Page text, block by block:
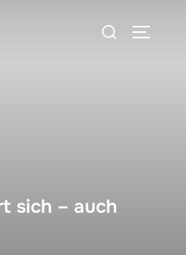
Suchen
sich – auch